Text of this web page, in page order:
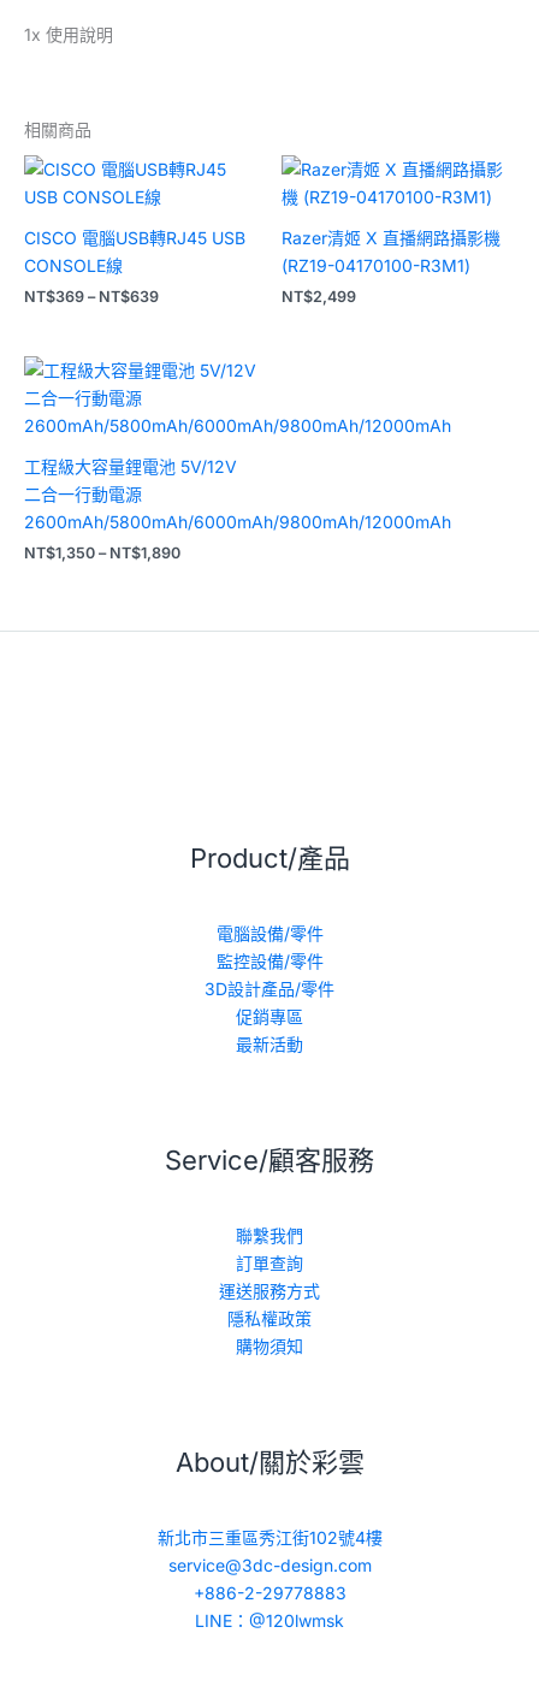
1x 使用說明
相關商品
CISCO 電腦USB轉RJ45 USB
CONSOLE線
NT$369 – NT$639
價
格
範
NT$369
Razer清姬 X 直播網路攝影機
(RZ19-04170100-R3M1)
NT$2,499
工程級大容量鋰電池 5V/12V
二合一行動電源
2600mAh/5800mAh/6000mAh/9800mAh/12000mAh
NT$1,350 – NT$1,890
價
格
圍：
到
NT$1,890
Product/產品
電腦設備/零件
監控設備/零件
3D設計產品/零件
促銷專區
最新活動
Service/顧客服務
聯繫我們
訂單查詢
運送服務方式
隱私權政策
購物須知
About/關於彩雲
新北市三重區秀江街102號4樓
service@3dc-design.com
+886-2-29778883
LINE：@120lwmsk